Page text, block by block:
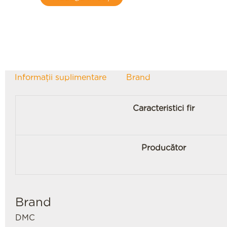
Informații suplimentare Brand
Caracteristici fir
Producător
Brand
DMC